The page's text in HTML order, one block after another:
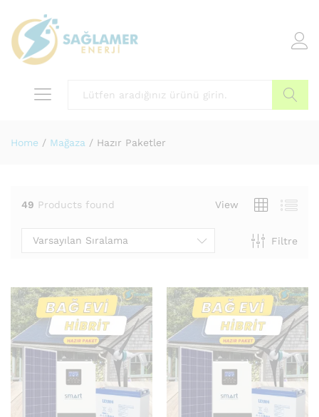
Home / Mağaza / Hazır Paketler
49 Products found View
Filtre
Varsayılan Sıralama